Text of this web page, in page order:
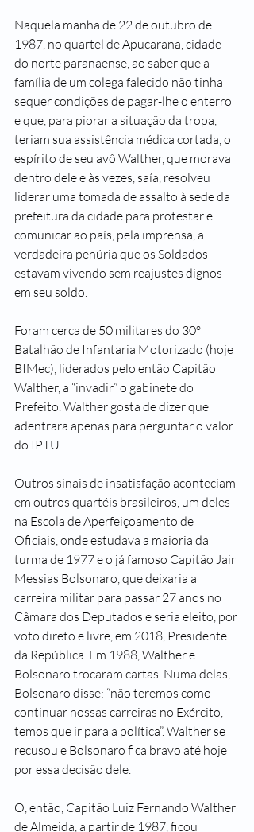
Naquela manhã de 22 de outubro de
1987, no quartel de Apucarana, cidade
do norte paranaense, ao saber que a
família de um colega falecido não tinha
sequer condições de pagar-lhe o enterro
e que, para piorar a situação da tropa,
teriam sua assistência médica cortada, o
espírito de seu avô Walther, que morava
dentro dele e às vezes, saía, resolveu
liderar uma tomada de assalto à sede da
prefeitura da cidade para protestar e
comunicar ao país, pela imprensa, a
verdadeira penúria que os Soldados
estavam vivendo sem reajustes dignos
em seu soldo.
Foram cerca de 50 militares do 30º
Batalhão de Infantaria Motorizado (hoje
BIMec), liderados pelo então Capitão
Walther, a “invadir” o gabinete do
Prefeito. Walther gosta de dizer que
adentrara apenas para perguntar o valor
do IPTU.
Outros sinais de insatisfação aconteciam
em outros quartéis brasileiros, um deles
na Escola de Aperfeiçoamento de
Oficiais, onde estudava a maioria da
turma de 1977 e o já famoso Capitão Jair
Messias Bolsonaro, que deixaria a
carreira militar para passar 27 anos no
Câmara dos Deputados e seria eleito, por
voto direto e livre, em 2018, Presidente
da República. Em 1988, Walther e
Bolsonaro trocaram cartas. Numa delas,
Bolsonaro disse: “não teremos como
continuar nossas carreiras no Exército,
temos que ir para a política”. Walther se
recusou e Bolsonaro fica bravo até hoje
por essa decisão dele.
O, então, Capitão Luiz Fernando Walther
de Almeida, a partir de 1987, ficou